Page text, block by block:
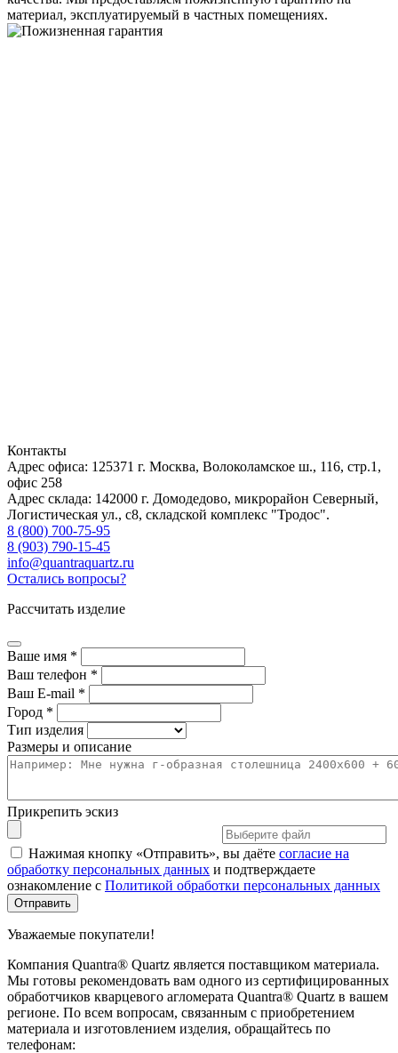
материал, эксплуатируемый в частных помещениях.
Контакты
Адрес офиса: 125371 г. Москва, Волоколамское ш., 116, стр.1,
офис 258
Адрес склада: 142000 г. Домодедово, микрорайон Северный,
Логистическая ул., с8, складской комплекс "Тродос".
8 (800) 700-75-95
8 (903) 790-15-45
info@quantraquartz.ru
Остались вопросы?
Рассчитать изделие
Ваше имя *
Ваш телефон *
Ваш E-mail *
Город *
Тип изделия
Размеры и описание
Прикрепить эскиз
Нажимая кнопку «Отправить», вы даёте согласие на
обработку персональных данных и подтверждаете
ознакомление с Политикой обработки персональных данных
Уважаемые покупатели!
Компания Quantra® Quartz является поставщиком материала.
Мы готовы рекомендовать вам одного из сертифицированных
обработчиков кварцевого агломерата Quantra® Quartz в вашем
регионе. По всем вопросам, связанным с приобретением
материала и изготовлением изделия, обращайтесь по
телефонам: